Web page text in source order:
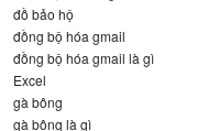
đồ bảo hộ
đồng bộ hóa gmail
đồng bộ hóa gmail là gì
Excel
gà bông
gà bông là gì